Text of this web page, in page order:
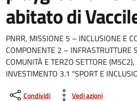
abitato di
Dettagli della
PNRR, MISSIONE 5 – INCLUSIONE E
COMPONENTE 2 – INFRASTRUTTURE
COMUNITÀ E TERZO SETTORE
INVESTIMENTO 3.1 “SPORT E
Condividi Vedi azioni